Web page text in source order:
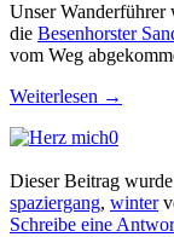
Unser Wanderführer
die Besenhorster
vom Weg
Weiterlesen →
0
Dieser Beitrag
spaziergang, winter
Schreibe eine